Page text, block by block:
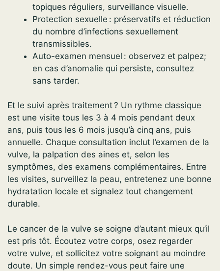
topiques réguliers, surveillance visuelle.
Protection sexuelle : préservatifs et réduction
du nombre d’infections sexuellement
transmissibles.
Auto-examen mensuel : observez et palpez;
en cas d’anomalie qui persiste, consultez
sans tarder.
Et le suivi après traitement ? Un rythme classique
est une visite tous les 3 à 4 mois pendant deux
ans, puis tous les 6 mois jusqu’à cinq ans, puis
annuelle. Chaque consultation inclut l’examen de la
vulve, la palpation des aines et, selon les
symptômes, des examens complémentaires. Entre
les visites, surveillez la peau, entretenez une bonne
hydratation locale et signalez tout changement
durable.
Le cancer de la vulve se soigne d’autant mieux qu’il
est pris tôt. Écoutez votre corps, osez regarder
votre vulve, et sollicitez votre soignant au moindre
doute. Un simple rendez-vous peut faire une